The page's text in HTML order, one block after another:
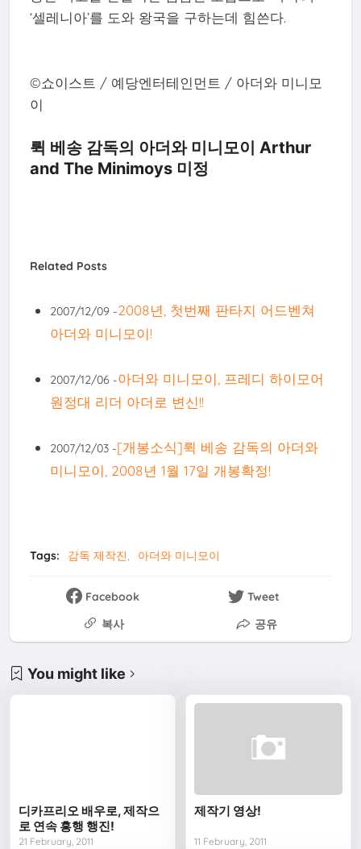
‘셀레니아’를 도와 왕국을 구하는데 힘쓴다.
©쇼이스트 / 예당엔터테인먼트 / 아더와 미니모
이
뤽 베송 감독의 아더와 미니모이 Arthur
and The Minimoys 미정
Related Posts
2007/12/09 -2008년, 첫번째 판타지 어드벤쳐
아더와 미니모이!
2007/12/06 -아더와 미니모이, 프레디 하이모어
원정대 리더 아더로 변신!!
2007/12/03 -[개봉소식]뤽 베송 감독의 아더와
미니모이, 2008년 1월 17일 개봉확정!
Tags: 감독 제작진 아더와 미니모이
Facebook
Tweet
복사
공유
You might like
디카프리오 배우로, 제작으
로 연속 흥행 행진!
21 February, 2011
제작기 영상!
11 February, 2011